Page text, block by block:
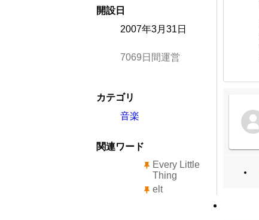
開設日
2007年3月31日
7069日間運営
カテゴリ
音楽
関連ワード
Every Little
Thing
elt